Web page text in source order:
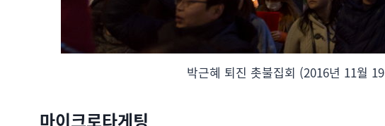
박근혜 퇴진 촛불집회 (2016년 11월
마이크로타게팅